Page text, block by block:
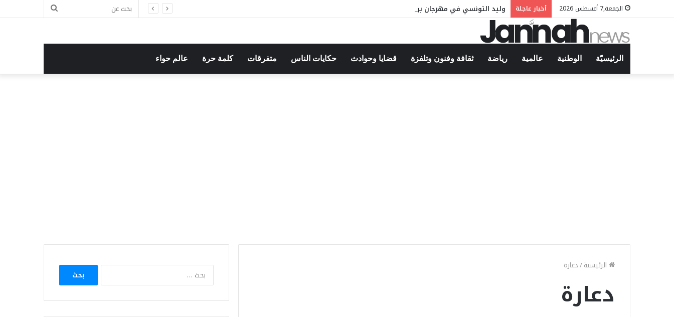
الجمعة,7 أغسطس 2026 أخبار عاجلة وليد التونسي في مهرجان بوقرنين: سهرة تحتفي بالموروث الشعبي وصالح الفرزيط في البال
بحث
الرئيسيّة الوطنية عالمية رياضة ثقافة وفنون وتلفزة قضايا وحوادث حكايات الناس متفرقات كلمة حرة عالم حواء
الرئيسية/دعارة
دعارة
البحث